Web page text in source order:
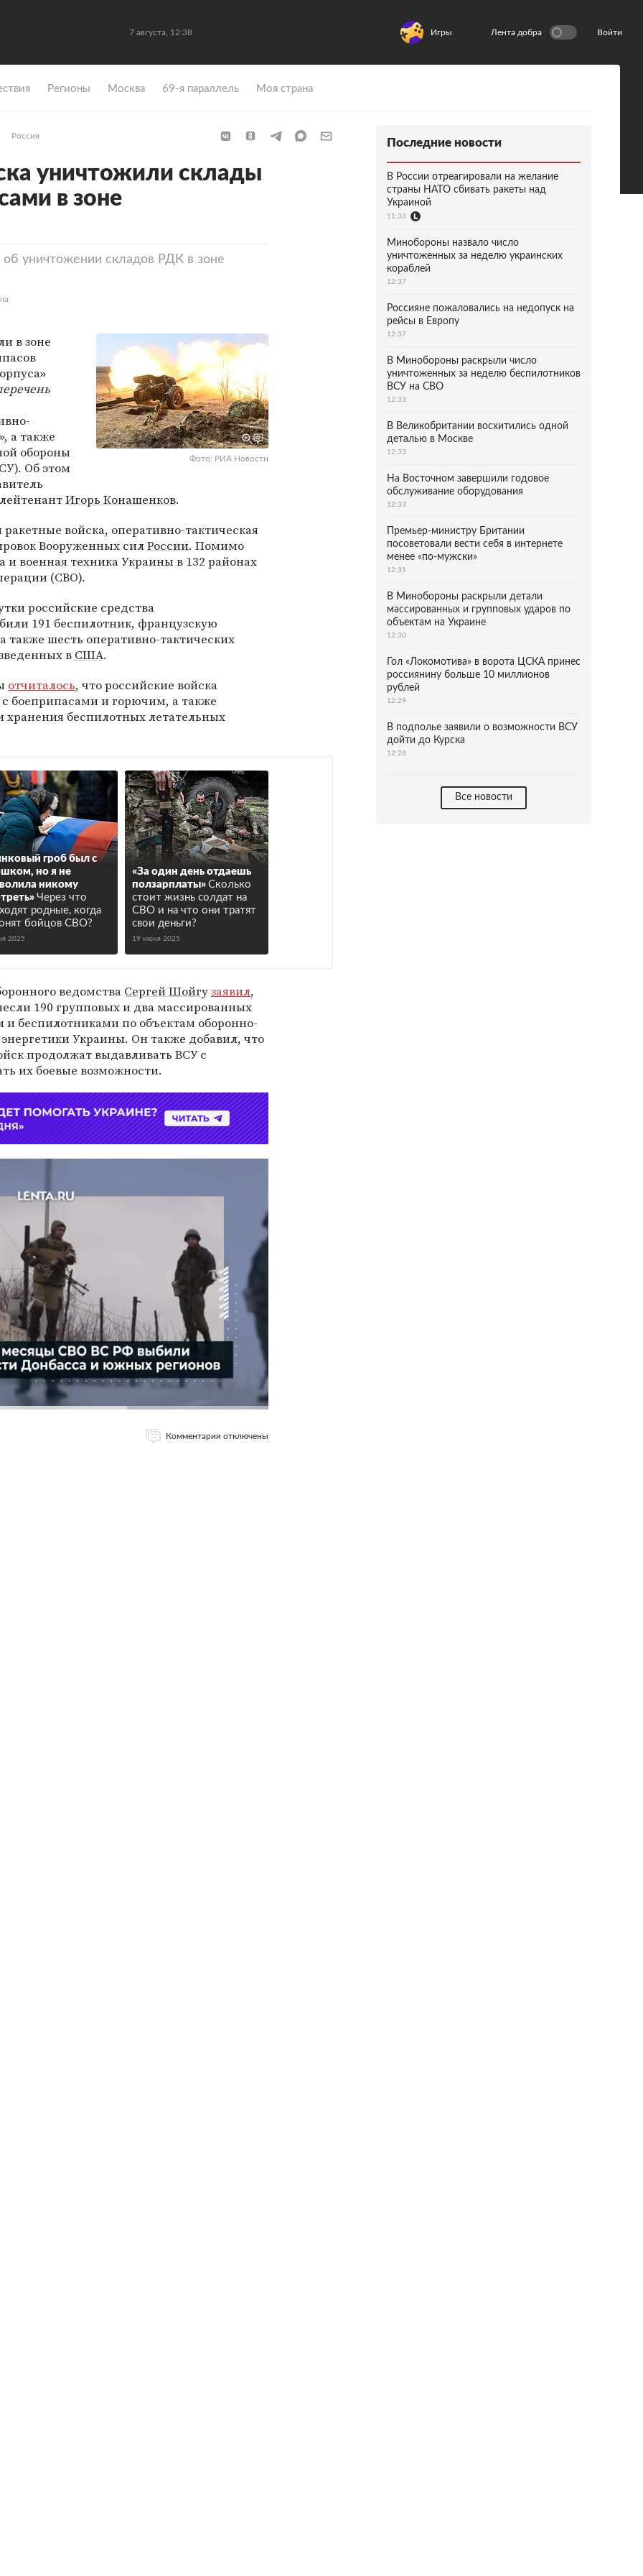
7 августа, 12:38 Игры Лента добра Войти
Регионы Москва 69-я параллель Моя страна
Россия
уничтожили склады
в зоне
уничтожении складов РДК в зоне
Фото: РИА Новости
в зоне
а также
обороны
Об этом
Игорь Конашенков.
войска, оперативно-тактическая
Вооруженных силРоссии. Помимо
военная техника Украины в 132 районах
(СВО).
российские средства
191 беспилотник, французскую
также шесть оперативно-тактических
в США.
отчиталось, что российские войска
боеприпасами и горючим, а также
хранения беспилотных летательных
гроб был с
но я не
никому
Через что
родные, когда
бойцов СВО?
2025
«За один день отдаешь
ползарплаты» Сколько
стоит жизнь солдат на
СВО и на что они тратят
свои деньги?
19 июня 2025
ведомства Сергей Шойгузаявил,
190 групповых и два массированных
беспилотниками по объектам оборонно-
Украины. Он также добавил, что
продолжат выдавливать ВСУ с
их боевые возможности.
Комментарии отключены
Последние новости
В России отреагировали на желание
страны НАТО сбивать ракеты над
Украиной
11:33
Минобороны назвало число
уничтоженных за неделю украинских
кораблей
12:37
Россияне пожаловались на недопуск на
рейсы в Европу
12:37
В Минобороны раскрыли число
уничтоженных за неделю беспилотников
ВСУ на СВО
12:33
В Великобритании восхитились одной
деталью в Москве
12:33
На Восточном завершили годовое
обслуживание оборудования
12:33
Премьер-министру Британии
посоветовали вести себя в интернете
менее «по-мужски»
12:31
В Минобороны раскрыли детали
массированных и групповых ударов по
объектам на Украине
12:30
Гол «Локомотива» в ворота ЦСКА принес
россиянину больше 10 миллионов
рублей
12:29
В подполье заявили о возможности ВСУ
дойти до Курска
12:28
Все новости